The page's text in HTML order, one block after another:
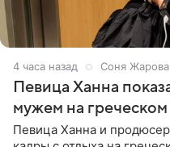
4 часа назад Соня Жарова
Певица Ханна
мужем на
Певица Ханна и